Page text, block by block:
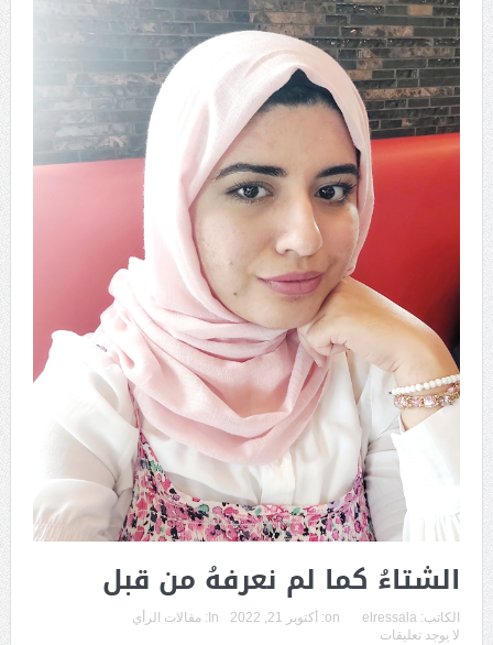
الشتاءُ كما لم نعرفهُ من قبل
الكاتب: elressala
on: أكتوبر 21, 2022 In:
مقالات الرأي
لا يوجد تعليقات